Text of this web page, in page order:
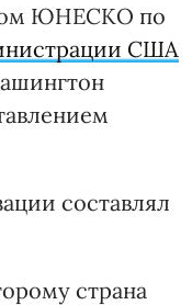
ЮНЕСКО по
США
составлял
страна